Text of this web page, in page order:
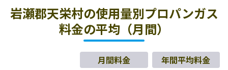
岩瀬郡天栄村の使用量別プロパンガス
料金の平均（月間）
月間料金
年間平均料金